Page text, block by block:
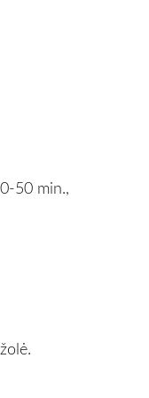
50 min.,